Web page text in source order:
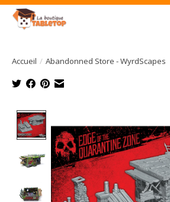
Accueil / Abandonned Store - WyrdScapes